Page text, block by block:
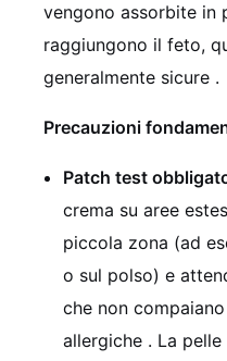
vengono assorbite in
raggiungono il feto,
generalmente sicure .
Precauzioni
Patch test
crema su aree
piccola zona (ad
o sul polso) e
che non
allergiche . La